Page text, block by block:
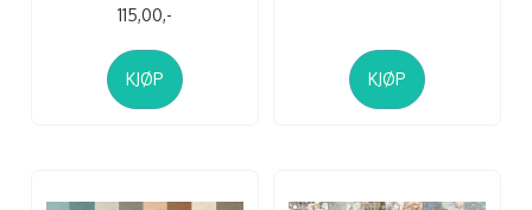
115,00,-
KJØP KJØP